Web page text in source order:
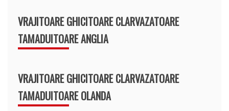
VRAJITOARE GHICITOARE CLARVAZATOARE
TAMADUITOARE ANGLIA
VRAJITOARE GHICITOARE CLARVAZATOARE
TAMADUITOARE OLANDA